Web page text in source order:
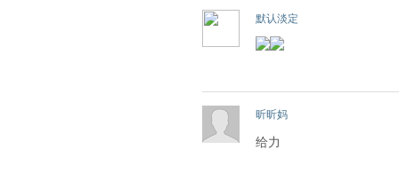
默认淡定
昕昕妈
给力